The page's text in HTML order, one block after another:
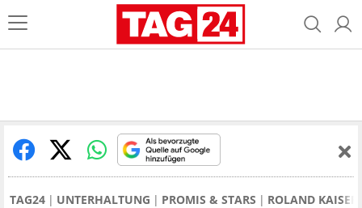
TAG24 UNTERHALTUNG PROMIS & STARS ROLAND KAISER